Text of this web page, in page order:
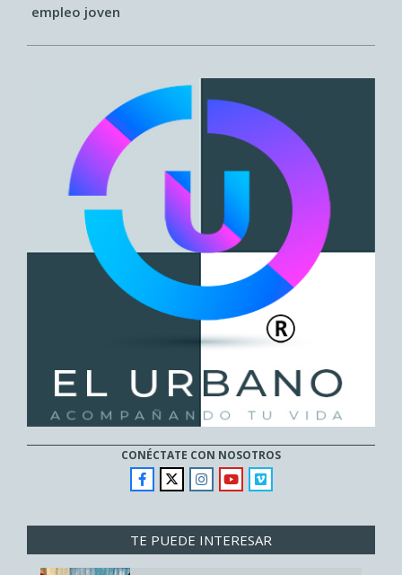
empleo joven
CONÉCTATE CON NOSOTROS
TE PUEDE INTERESAR